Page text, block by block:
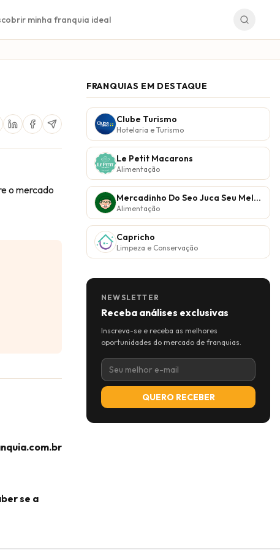
minha franquia ideal
o mercado
se a
FRANQUIAS EM DESTAQUE
Clube Turismo
Hotelaria e Turismo
Le Petit Macarons
Alimentação
Mercadinho Do Seo Juca Seu Melhor Vizinho
Alimentação
Capricho
Limpeza e Conservação
NEWSLETTER
Receba análises exclusivas
Inscreva-se e receba as melhores
oportunidades do mercado de franquias.
QUERO RECEBER